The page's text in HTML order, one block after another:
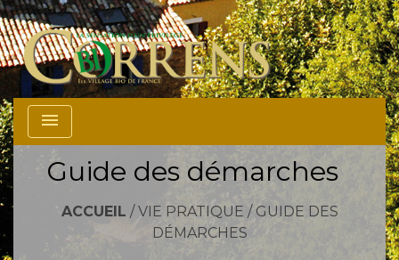
menu
Guide des démarches
ACCUEIL / VIE PRATIQUE / GUIDE DES
DÉMARCHES